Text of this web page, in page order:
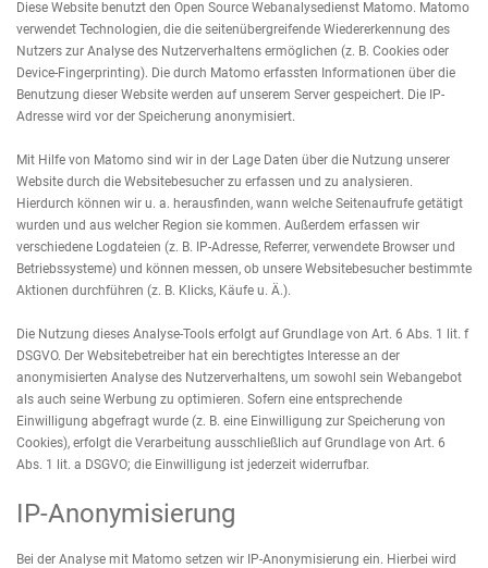
Diese Website benutzt den Open Source Webanalysedienst Matomo. Matomo
verwendet Technologien, die die seitenübergreifende Wiedererkennung des
Nutzers zur Analyse des Nutzerverhaltens ermöglichen (z. B. Cookies oder
Device-Fingerprinting). Die durch Matomo erfassten Informationen über die
Benutzung dieser Website werden auf unserem Server gespeichert. Die IP-
Adresse wird vor der Speicherung anonymisiert.
Mit Hilfe von Matomo sind wir in der Lage Daten über die Nutzung unserer
Website durch die Websitebesucher zu erfassen und zu analysieren.
Hierdurch können wir u. a. herausfinden, wann welche Seitenaufrufe getätigt
wurden und aus welcher Region sie kommen. Außerdem erfassen wir
verschiedene Logdateien (z. B. IP-Adresse, Referrer, verwendete Browser und
Betriebssysteme) und können messen, ob unsere Websitebesucher bestimmte
Aktionen durchführen (z. B. Klicks, Käufe u. Ä.).
Die Nutzung dieses Analyse-Tools erfolgt auf Grundlage von Art. 6 Abs. 1 lit. f
DSGVO. Der Websitebetreiber hat ein berechtigtes Interesse an der
anonymisierten Analyse des Nutzerverhaltens, um sowohl sein Webangebot
als auch seine Werbung zu optimieren. Sofern eine entsprechende
Einwilligung abgefragt wurde (z. B. eine Einwilligung zur Speicherung von
Cookies), erfolgt die Verarbeitung ausschließlich auf Grundlage von Art. 6
Abs. 1 lit. a DSGVO; die Einwilligung ist jederzeit widerrufbar.
IP-Anonymisierung
Bei der Analyse mit Matomo setzen wir IP-Anonymisierung ein. Hierbei wird